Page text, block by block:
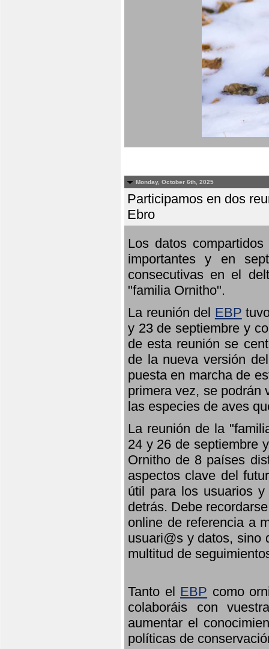
Monday, October 6th, 2025
Participamos en dos
Ebro
Los datos
importantes y en
consecutivas en el
"familia Ornitho".
La reunión del EBP
y 23 de septiembre y
de esta reunión se
de la nueva versión
puesta en marcha de
primera vez, se podrán
las especies de aves
La reunión de la
24 y 26 de septiembre
Ornitho de 8 países
aspectos clave del
útil para los usuarios
detrás. Debe
online de referencia a
usuari@s y datos, sino
multitud de
Tanto el EBP como
colaboráis con
aumentar el
políticas de